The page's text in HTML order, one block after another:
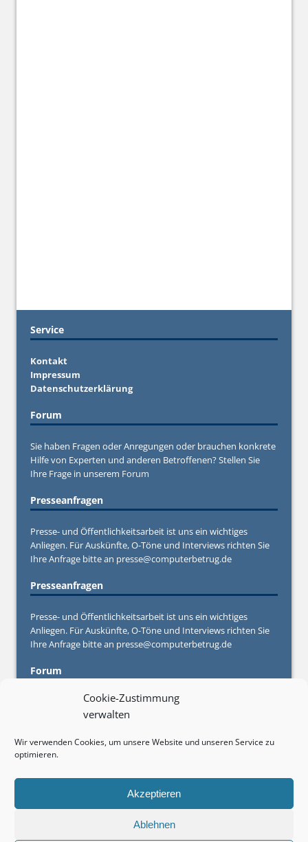
Cookie-Zustimmung
verwalten
Wir verwenden Cookies, um unsere Website und unseren Service zu
optimieren.
Akzeptieren
Ablehnen
Service
Kontakt
Impressum
Datenschutzerklärung
Forum
Sie haben Fragen oder Anregungen oder brauchen konkrete
Hilfe von Experten und anderen Betroffenen? Stellen Sie
Ihre Frage in unserem Forum
Presseanfragen
Presse- und Öffentlichkeitsarbeit ist uns ein wichtiges
Anliegen. Für Auskünfte, O-Töne und Interviews richten Sie
Ihre Anfrage bitte an presse@computerbetrug.de
Presseanfragen
Presse- und Öffentlichkeitsarbeit ist uns ein wichtiges
Anliegen. Für Auskünfte, O-Töne und Interviews richten Sie
Ihre Anfrage bitte an presse@computerbetrug.de
Forum
Sie haben Fragen oder Anregungen oder brauchen konkrete
Hilfe von Experten und anderen Betroffenen? Stellen Sie
Werbebuchungen
Sie möchten auf Computerbetrug.de werben? Informieren
Sie sich über unsere Zielgruppe, Werbeplätze und - Formate